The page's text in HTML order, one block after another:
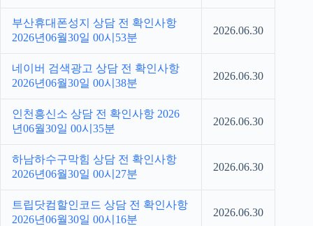
부산휴대폰성지 상담 전 확인사항
2026년06월30일 00시53분
2026.06.30
네이버 검색광고 상담 전 확인사항
2026년06월30일 00시38분
2026.06.30
인천흥신소 상담 전 확인사항 2026
년06월30일 00시35분
2026.06.30
하남하수구막힘 상담 전 확인사항
2026년06월30일 00시27분
2026.06.30
트립닷컴할인코드 상담 전 확인사항
2026년06월30일 00시16분
2026.06.30